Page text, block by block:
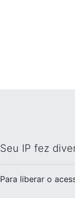
Seu IP fez
Para liberar o